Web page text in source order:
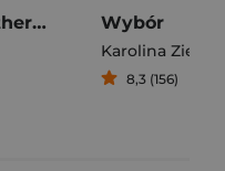
Noah. Aussie Brothers #1 Wybór
Karolina
8,3 (156)